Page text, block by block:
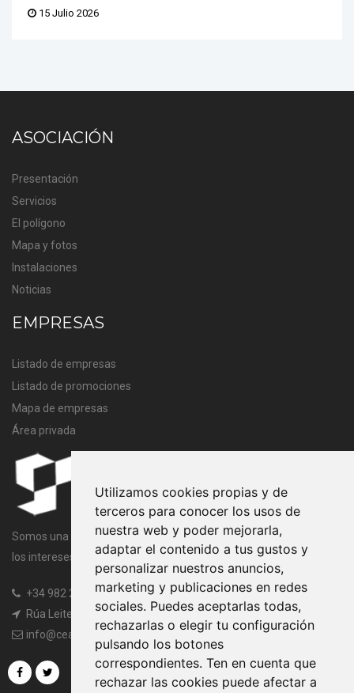
Utilizamos cookies propias y de
terceros para conocer los usos de
nuestra web y poder mejorarla,
adaptar el contenido a tus gustos y
personalizar nuestros anuncios,
marketing y publicaciones en redes
sociales. Puedes aceptarlas todas,
rechazarlas o elegir tu configuración
pulsando los botones
correspondientes. Ten en cuenta que
rechazar las cookies puede afectar a
15 Julio 2026
ASOCIACIÓN
Presentación
Servicios
El polígono
Mapa y fotos
Instalaciones
Noticias
EMPRESAS
Listado de empresas
Listado de promociones
Mapa de empresas
Área privada
Somos una entidad sin ánimo de lucro cuya finalidad es velar por
los intereses comunes de todos los miembros de la Asociación.
+34 982 20 97 45|
+34 982 20 97 97
Rúa Leiteiras, s/n, 27003 Lugo
info@ceaogandaras.org